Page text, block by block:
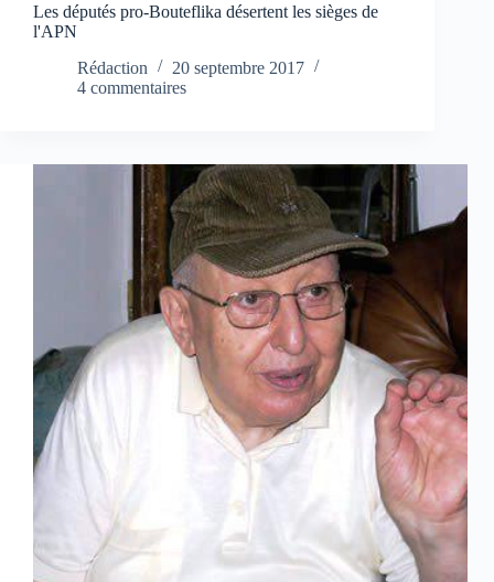
Les députés pro-Bouteflika désertent les sièges de
l'APN
Rédaction
20 septembre 2017
4 commentaires